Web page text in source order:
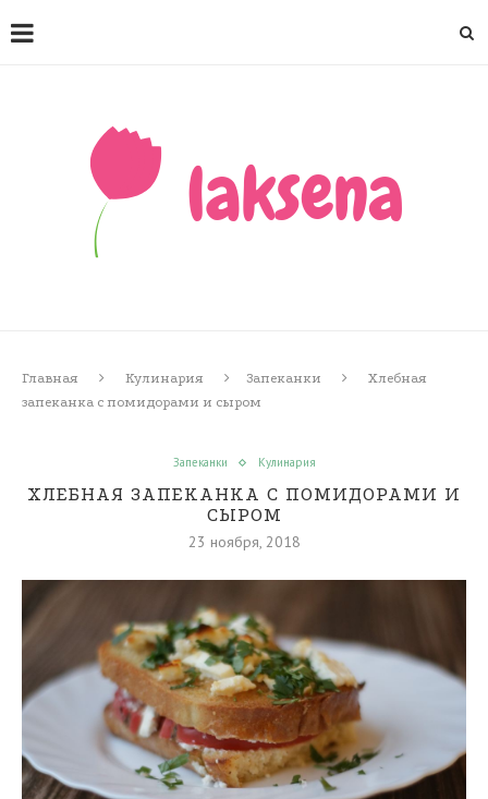
Главная Кулинария Запеканки
Хлебная
запеканка с помидорами и сыром
Запеканки Кулинария
ХЛЕБНАЯ ЗАПЕКАНКА С ПОМИДОРАМИ И
СЫРОМ
23 ноября, 2018